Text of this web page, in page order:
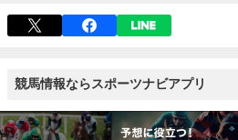
競馬情報ならスポーツナビアプリ